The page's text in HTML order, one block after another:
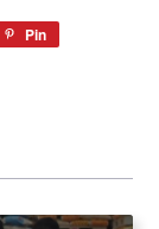
Pin